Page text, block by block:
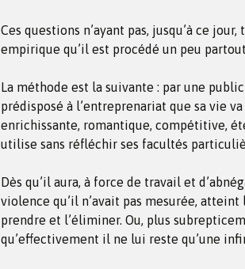
Ces questions n’ayant pas, jusqu’à ce
empirique qu’il est procédé un peu
La méthode est la suivante : par une
prédisposé à l’entreprenariat que sa vie
enrichissante, romantique, compétitive,
utilise sans réfléchir ses facultés
Dès qu’il aura, à force de travail et
violence qu’il n’avait pas mesurée,
prendre et l’éliminer. Ou, plus
qu’effectivement il ne lui reste qu’une